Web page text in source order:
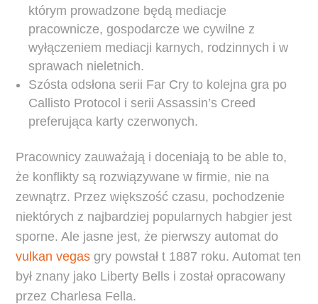
którym prowadzone będą mediacje
pracownicze, gospodarcze we cywilne z
wyłączeniem mediacji karnych, rodzinnych i w
sprawach nieletnich.
Szósta odsłona serii Far Cry to kolejna gra po
Callisto Protocol i serii Assassin’s Creed
preferująca karty czerwonych.
Pracownicy zauważają i doceniają to be able to,
że konflikty są rozwiązywane w firmie, nie na
zewnątrz. Przez większość czasu, pochodzenie
niektórych z najbardziej popularnych habgier jest
sporne. Ale jasne jest, że pierwszy automat do
vulkan vegas gry powstał t 1887 roku. Automat ten
był znany jako Liberty Bells i został opracowany
przez Charlesa Fella.